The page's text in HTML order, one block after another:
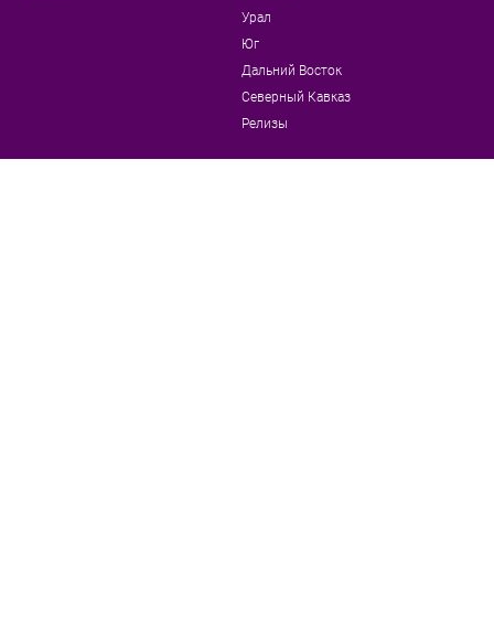
Урал
Юг
Дальний Восток
Северный Кавказ
Релизы